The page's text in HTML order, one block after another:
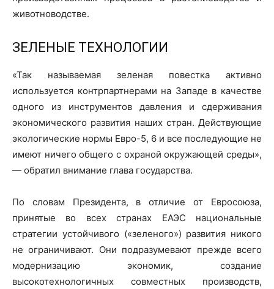
животноводстве.
ЗЕЛЕНЫЕ ТЕХНОЛОГИИ
«Так называемая зеленая повестка активно
используется контрпартнерами на Западе в качестве
одного из инструментов давления и сдерживания
экономического развития наших стран. Действующие
экологические нормы Евро-5, 6 и все последующие не
имеют ничего общего с охраной окружающей среды»,
— обратил внимание глава государства.
По словам Президента, в отличие от Евросоюза,
принятые во всех странах ЕАЭС национальные
стратегии устойчивого («зеленого») развития никого
не ограничивают. Они подразумевают прежде всего
модернизацию экономик, создание
высокотехнологичных совместных производств,